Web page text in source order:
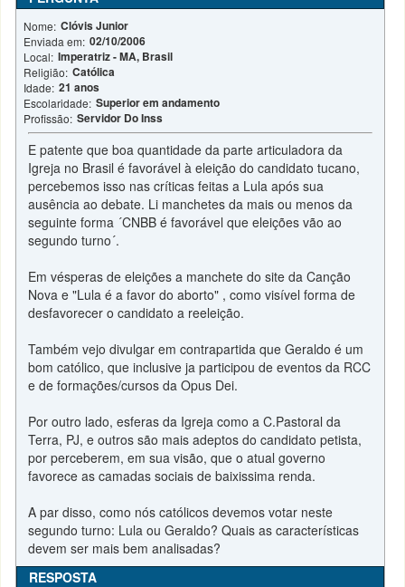
Nome: Clóvis Junior
Enviada em: 02/10/2006
Local: Imperatriz - MA, Brasil
Religião: Católica
Idade: 21 anos
Escolaridade: Superior em andamento
Profissão: Servidor Do Inss
E patente que boa quantidade da parte articuladora da
Igreja no Brasil é favorável à eleição do candidato tucano,
percebemos isso nas críticas feitas a Lula após sua
ausência ao debate. Li manchetes da mais ou menos da
seguinte forma ´CNBB é favorável que eleições vão ao
segundo turno´.
Em vésperas de eleições a manchete do site da Canção
Nova e "Lula é a favor do aborto" , como visível forma de
desfavorecer o candidato a reeleição.
Também vejo divulgar em contrapartida que Geraldo é um
bom católico, que inclusive ja participou de eventos da RCC
e de formações/cursos da Opus Dei.
Por outro lado, esferas da Igreja como a C.Pastoral da
Terra, PJ, e outros são mais adeptos do candidato petista,
por perceberem, em sua visão, que o atual governo
favorece as camadas sociais de baixissima renda.
A par disso, como nós católicos devemos votar neste
segundo turno: Lula ou Geraldo? Quais as características
devem ser mais bem analisadas?
RESPOSTA